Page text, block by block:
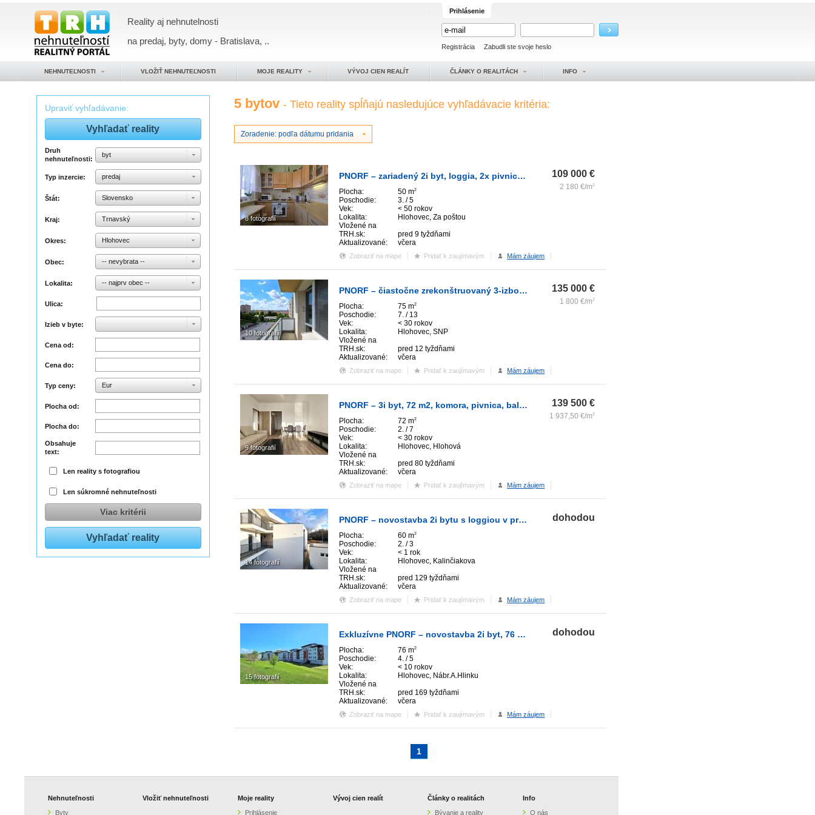
Reality aj nehnutelnosti
na predaj, byty, domy - Bratislava, ..
Prihlásenie
Registrácia Zabudli ste svoje heslo
NEHNUTEĽNOSTI VLOŽIŤ NEHNUTEĽNOSTI MOJE REALITY VÝVOJ CIEN REALÍT ČLÁNKY O REALITÁCH INFO
Upraviť vyhľadávanie:
Druh
nehnuteľnosti:
byt
Typ inzercie: predaj
Štát: Slovensko
Kraj: Trnavský
Okres: Hlohovec
Obec: -- nevybrata --
Lokalita: -- najprv obec --
Ulica:
Izieb v byte:
Cena od:
Cena do:
Typ ceny: Eur
Plocha od:
Plocha do:
Obsahuje
text:
Len reality s fotografiou
Len súkromné nehnuteľnosti
Viac kritérii
5 bytov- Tieto reality spĺňajú nasledujúce vyhľadávacie kritéria:
Zoradenie: podľa dátumu pridania
8 fotografií
PNORF – zariadený 2i byt, loggia, 2x pivnica, centrum – ul. Za Poštou
Plocha: 50 m2
Poschodie:
3. / 5
Vek:
< 50 rokov
Lokalita:
Hlohovec, Za poštou
Vložené na
TRH.sk:
pred 9 tyždňami
Aktualizované:
včera
109 000 €
2 180 €/m2
Zobraziť na mape Pridať k zaujímavým Mám záujem
10 fotografií
PNORF – čiastočne zrekonštruovaný 3-izbový byt, balkón, pivnica, výťah, ul. SNP
Plocha: 75 m2
Poschodie:
7. / 13
Vek:
< 30 rokov
Lokalita:
Hlohovec, SNP
Vložené na
TRH.sk:
pred 12 tyždňami
Aktualizované:
včera
135 000 €
1 800 €/m2
Zobraziť na mape Pridať k zaujímavým Mám záujem
9 fotografií
PNORF – 3i byt, 72 m2, komora, pivnica, balkón, výťah, Hlohová ul.
Plocha: 72 m2
Poschodie:
2. / 7
Vek:
< 30 rokov
Lokalita:
Hlohovec, Hlohová
Vložené na
TRH.sk:
pred 80 tyždňami
Aktualizované:
včera
139 500 €
1 937,50 €/m2
Zobraziť na mape Pridať k zaujímavým Mám záujem
14 fotografií
PNORF – novostavba 2i bytu s loggiou v prémiovom polyfunkčnom objekte KALINČIAKOVA
Plocha: 60 m2
Poschodie:
2. / 3
Vek:
< 1 rok
Lokalita:
Hlohovec, Kalinčiakova
Vložené na
TRH.sk:
pred 129 tyždňami
Aktualizované:
včera
dohodou
Zobraziť na mape Pridať k zaujímavým Mám záujem
15 fotografií
Exkluzívne PNORF – novostavba 2i byt, 76 m2, terasa a loggia, ul. Nábr. A. Hlinku – Sihoť
Plocha: 76 m2
Poschodie:
4. / 5
Vek:
< 10 rokov
Lokalita:
Hlohovec, Nábr.A.Hlinku
Vložené na
TRH.sk:
pred 169 tyždňami
Aktualizované:
včera
dohodou
Zobraziť na mape Pridať k zaujímavým Mám záujem
1
Nehnuteľnosti
Byty
Vložiť nehnuteľnosti
Moje reality
Prihlásenie
Vývoj cien realít
Články o realitách
Bývanie a reality
Info
O nás